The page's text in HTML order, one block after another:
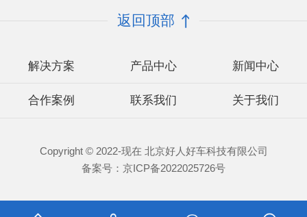
返回顶部
解决方案 产品中心 新闻中心
合作案例 联系我们 关于我们
Copyright © 2022-现在 北京好人好车科技有限公司
备案号： 京ICP备2022025726号